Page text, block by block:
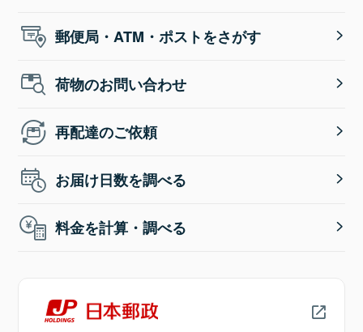
郵便局・ATM・ポストをさがす
荷物のお問い合わせ
再配達のご依頼
お届け日数を調べる
料金を計算・調べる